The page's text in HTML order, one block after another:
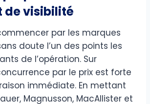
de visibilité
par les marques
doute l’un des points les
de l’opération. Sur
par le prix est forte
immédiate. En mettant
Magnusson, MacAllister et